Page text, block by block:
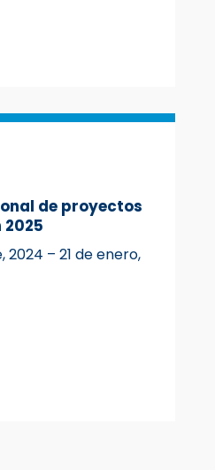
de proyectos
– 21 de enero,